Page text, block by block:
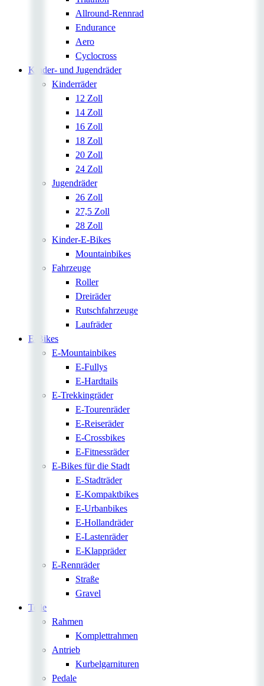
Allround-Rennrad
Endurance
Aero
Cyclocross
Kinder- und Jugendräder
Kinderräder
12 Zoll
14 Zoll
16 Zoll
18 Zoll
20 Zoll
24 Zoll
Jugendräder
26 Zoll
27,5 Zoll
28 Zoll
Kinder-E-Bikes
Mountainbikes
Fahrzeuge
Roller
Dreiräder
Rutschfahrzeuge
Laufräder
E-Bikes
E-Mountainbikes
E-Fullys
E-Hardtails
E-Trekkingräder
E-Tourenräder
E-Reiseräder
E-Crossbikes
E-Fitnessräder
E-Bikes für die Stadt
E-Stadträder
E-Kompaktbikes
E-Urbanbikes
E-Hollandräder
E-Lastenräder
E-Klappräder
E-Rennräder
Straße
Gravel
Teile
Rahmen
Komplettrahmen
Antrieb
Kurbelgarnituren
Pedale